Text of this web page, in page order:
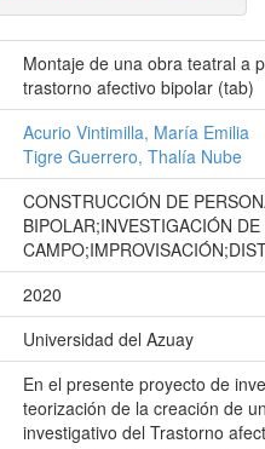
Montaje de una obra teatral a
trastorno afectivo bipolar (tab)
Acurio Vintimilla, María Emilia
Tigre Guerrero, Thalía Nube
CONSTRUCCIÓN DE
BIPOLAR;INVESTIGACIÓN DE
2020
Universidad del Azuay
En el presente proyecto de
teorización de la creación de
investigativo del Trastorno